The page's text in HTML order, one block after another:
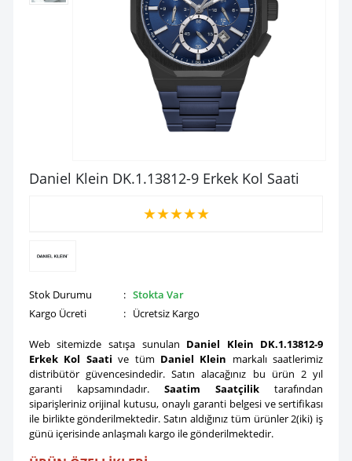
Daniel Klein DK.1.13812-9 Erkek Kol Saati
★★★★★
Stok Durumu : Stokta Var
Kargo Ücreti
: Ücretsiz Kargo
Web sitemizde satışa sunulan Daniel Klein DK.1.13812-9
Erkek Kol Saati ve tüm Daniel Klein markalı saatlerimiz
distribütör güvencesindedir. Satın alacağınız bu ürün 2 yıl
garanti kapsamındadır. Saatim Saatçiliktarafından
siparişleriniz orijinal kutusu, onaylı garanti belgesi ve sertifikası
ile birlikte gönderilmektedir. Satın aldığınız tüm ürünler 2(iki) iş
günü içerisinde anlaşmalı kargo ile gönderilmektedir.